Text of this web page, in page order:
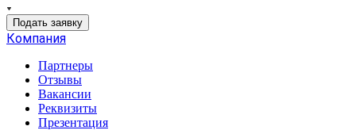
Подать заявку
Компания
Партнеры
Отзывы
Вакансии
Реквизиты
Презентация